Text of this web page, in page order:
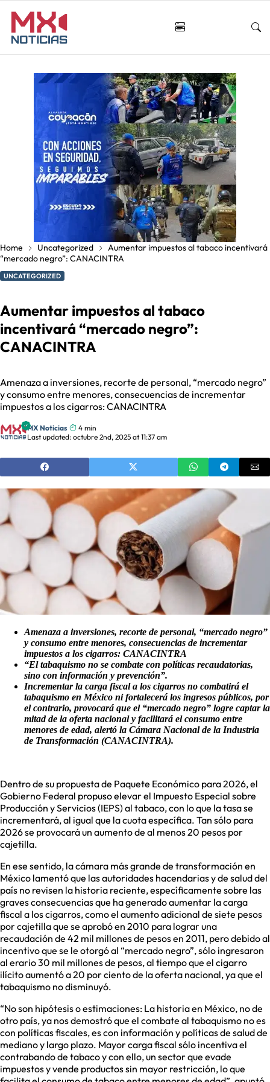
Home Uncategorized
Aumentar impuestos al tabaco incentivará
“mercado negro”: CANACINTRA
UNCATEGORIZED
Aumentar impuestos al tabaco
incentivará “mercado negro”:
CANACINTRA
Amenaza a inversiones, recorte de personal, “mercado negro”
y consumo entre menores, consecuencias de incrementar
impuestos a los cigarros: CANACINTRA
MX Noticias
4 min
Last updated: octubre 2nd, 2025 at 11:37 am
Amenaza a inversiones, recorte de personal, “mercado negro”
y consumo entre menores, consecuencias de incrementar
impuestos a los cigarros: CANACINTRA
“El tabaquismo no se combate con políticas recaudatorias,
sino con información y prevención”.
Incrementar la carga fiscal a los cigarros no combatirá el
tabaquismo en México ni fortalecerá los ingresos públicos, por
el contrario, provocará que el “mercado negro” logre captar la
mitad de la oferta nacional y facilitará el consumo entre
menores de edad, alertó la Cámara Nacional de la Industria
de Transformación (CANACINTRA).
Dentro de su propuesta de Paquete Económico para 2026, el
Gobierno Federal propuso elevar el Impuesto Especial sobre
Producción y Servicios (IEPS) al tabaco, con lo que la tasa se
incrementará, al igual que la cuota específica. Tan sólo para
2026 se provocará un aumento de al menos 20 pesos por
cajetilla.
En ese sentido, la cámara más grande de transformación en
México lamentó que las autoridades hacendarias y de salud del
país no revisen la historia reciente, específicamente sobre las
graves consecuencias que ha generado aumentar la carga
fiscal a los cigarros, como el aumento adicional de siete pesos
por cajetilla que se aprobó en 2010 para lograr una
recaudación de 42 mil millones de pesos en 2011, pero debido al
incentivo que se le otorgó al “mercado negro”, sólo ingresaron
al erario 30 mil millones de pesos, al tiempo que el cigarro
ilícito aumentó a 20 por ciento de la oferta nacional, ya que el
tabaquismo no disminuyó.
“No son hipótesis o estimaciones: La historia en México, no de
otro país, ya nos demostró que el combate al tabaquismo no es
con políticas fiscales, es con información y políticas de salud de
mediano y largo plazo. Mayor carga fiscal sólo incentiva el
contrabando de tabaco y con ello, un sector que evade
impuestos y vende productos sin mayor restricción, lo que